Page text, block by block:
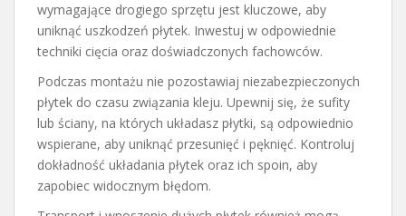
wymagające drogiego sprzętu jest kluczowe, aby
uniknąć uszkodzeń płytek. Inwestuj w odpowiednie
techniki cięcia oraz doświadczonych fachowców.
Podczas montażu nie pozostawiaj niezabezpieczonych
płytek do czasu związania kleju. Upewnij się, że sufity
lub ściany, na których układasz płytki, są odpowiednio
wspierane, aby uniknąć przesunięć i pęknięć. Kontroluj
dokładność układania płytek oraz ich spoin, aby
zapobiec widocznym błędom.